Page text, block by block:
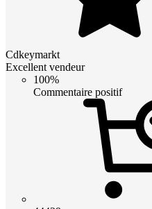
Cdkeymarkt
Excellent vendeur
100%
Commentaire positif